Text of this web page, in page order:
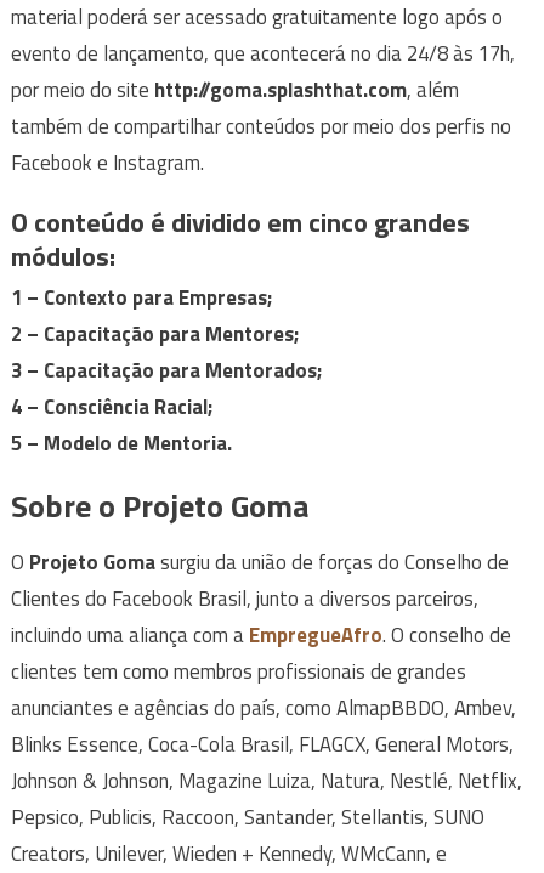
material poderá ser acessado gratuitamente logo após o
evento de lançamento, que acontecerá no dia 24/8 às 17h,
por meio do site http://goma.splashthat.com, além
também de compartilhar conteúdos por meio dos perfis no
Facebook e Instagram.
O conteúdo é dividido em cinco grandes
módulos:
1 – Contexto para Empresas;
2 – Capacitação para Mentores;
3 – Capacitação para Mentorados;
4 – Consciência Racial;
5 – Modelo de Mentoria.
Sobre o Projeto Goma
O Projeto Gomasurgiu da união de forças do Conselho de
Clientes do Facebook Brasil, junto a diversos parceiros,
incluindo uma aliança com aEmpregueAfro. O conselho de
clientes tem como membros profissionais de grandes
anunciantes e agências do país, como AlmapBBDO, Ambev,
Blinks Essence, Coca-Cola Brasil, FLAGCX, General Motors,
Johnson & Johnson, Magazine Luiza, Natura, Nestlé, Netflix,
Pepsico, Publicis, Raccoon, Santander, Stellantis, SUNO
Creators, Unilever, Wieden + Kennedy, WMcCann, e